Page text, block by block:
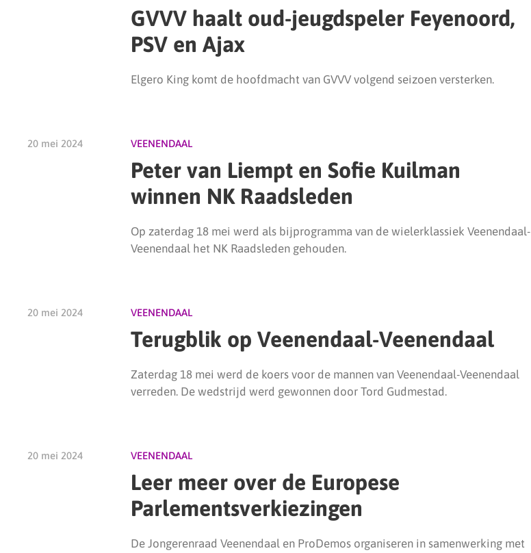
GVVV haalt oud-jeugdspeler Feyenoord,
PSV en Ajax
Elgero King komt de hoofdmacht van GVVV volgend seizoen versterken.
20 mei 2024 VEENENDAAL
Peter van Liempt en Sofie Kuilman
winnen NK Raadsleden
Op zaterdag 18 mei werd als bijprogramma van de wielerklassiek Veenendaal-
Veenendaal het NK Raadsleden gehouden.
20 mei 2024 VEENENDAAL
Terugblik op Veenendaal-Veenendaal
Zaterdag 18 mei werd de koers voor de mannen van Veenendaal-Veenendaal
verreden. De wedstrijd werd gewonnen door Tord Gudmestad.
20 mei 2024 VEENENDAAL
Leer meer over de Europese
Parlementsverkiezingen
De Jongerenraad Veenendaal en ProDemos organiseren in samenwerking met